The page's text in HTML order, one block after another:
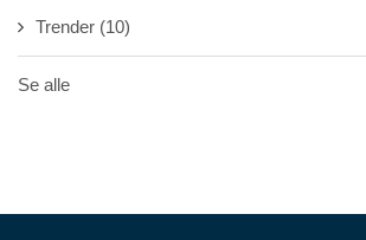
Trender (10)
Se alle